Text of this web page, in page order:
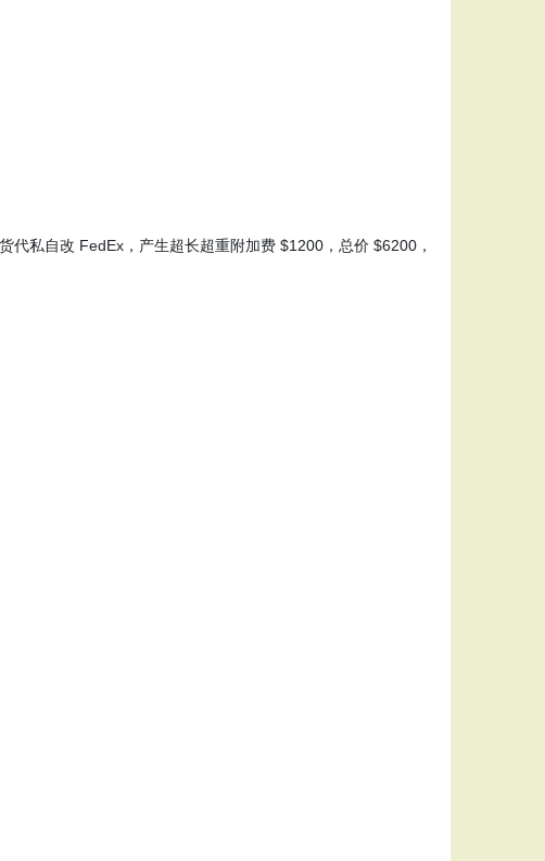
私自改 FedEx，产生超长超重附加费 $1200，总价 $6200，